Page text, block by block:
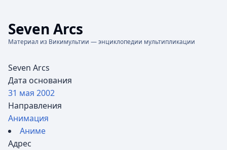
Seven Arcs
Материал из Викимультии — энциклопедии мультипликации
Seven Arcs
Дата основания
31 мая 2002
Направления
Анимация
Аниме
Адрес